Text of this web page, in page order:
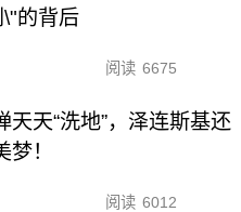
的背后
阅读 6675
天天“洗地”，泽连斯基还
梦！
阅读 6012